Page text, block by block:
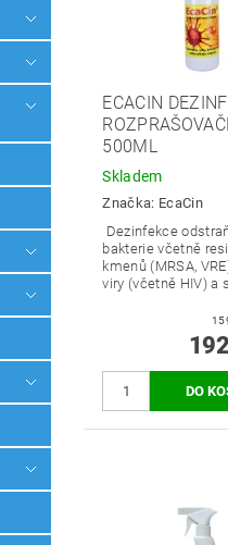
ECACIN
500ML
Skladem
Značka: EcaCin
Dezinfekce
bakterie včetně
kmenů (MRSA,
viry (včetně HIV) a